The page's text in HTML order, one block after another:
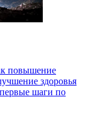
повышение
здоровья
шаги по